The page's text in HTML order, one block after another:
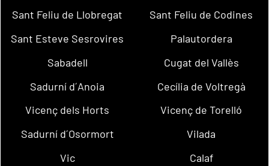
Sant Feliu de Llobregat
Sant Feliu de Codines
Sant Esteve Sesrovires
Palautordera
Sabadell
Cugat del Vallès
Sadurní d´Anoia
Cecília de Voltregà
Vicenç dels Horts
Vicenç de Torelló
Sadurní d´Osormort
Vilada
Vic
Calaf